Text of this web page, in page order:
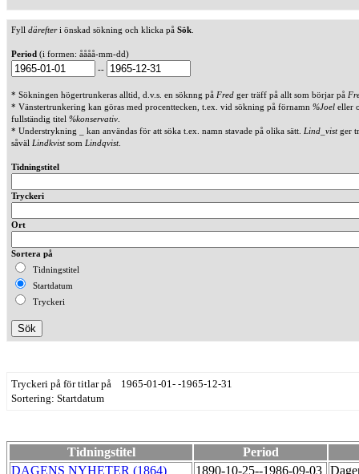
Fyll därefteri önskad sökning och klicka på Sök
Period (i formen: åååå-mm-dd)
--
* Sökningen högertrunkeras alltid, d.v.s. en söknng på Fred ger träff på allt som börjar på
* Vänstertrunkering kan göras med procenttecken, t.ex. vid sökning på förnamn %Joel eller
fullständig titel %konservativ
* Understrykning _ kan användas för att söka t.ex. namn stavade på olika sätt. Lind_vistger
såväl Lindkvistsom Lindqvist.
Tidningstitel
Tryckeri
Ort
Sortera på
Tidningstitel
Startdatum
Tryckeri
Tryckeri på för titlar på 1965-01-01- -1965-12-31
Sortering: Startdatum
Tidningstitel
Period
DAGENS NYHETER (1864)
1890-10-25--1986-09-03